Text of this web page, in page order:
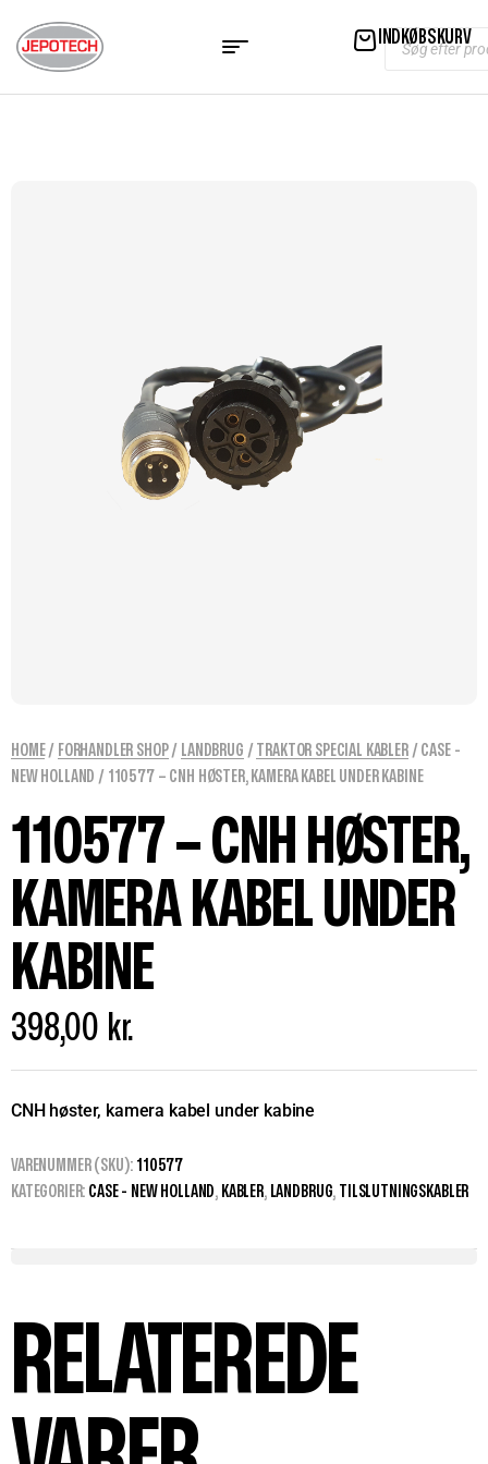
INDKØBSKURV
HOME/ FORHANDLER SHOP/ LANDBRUG / TRAKTOR SPECIAL KABLER/ CASE -
NEW HOLLAND / 110577 – CNH HØSTER, KAMERA KABEL UNDER KABINE
110577 – CNH HØSTER,
KAMERA KABEL UNDER
KABINE
398,00 kr.
CNH høster, kamera kabel under kabine
VARENUMMER (SKU): 110577
KATEGORIER: CASE - NEW HOLLAND, KABLER, LANDBRUG, TILSLUTNINGSKABLER
RELATEREDE